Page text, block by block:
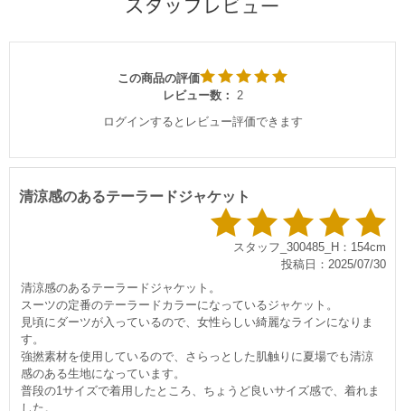
この商品の評価
レビュー数： 2
ログインするとレビュー評価できます
清涼感のあるテーラードジャケット
スタッフ_300485_H：154cm
投稿日：2025/07/30
清涼感のあるテーラードジャケット。
スーツの定番のテーラードカラーになっているジャケット。
見頃にダーツが入っているので、女性らしい綺麗なラインになりま
す。
強撚素材を使用しているので、さらっとした肌触りに夏場でも清涼
感のある生地になっています。
普段の1サイズで着用したところ、ちょうど良いサイズ感で、着れま
した。